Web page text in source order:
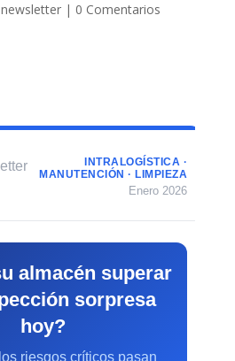
newsletter| 0 Comentarios